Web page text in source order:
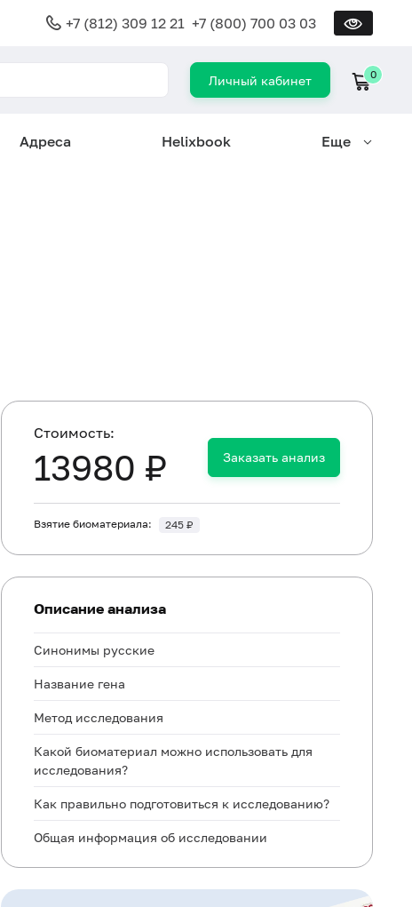
+7 (812) 309 12 21 +7 (800) 700 03 03
Личный кабинет 0
Адреса Helixbook Еще
Cтоимость:
13980 ₽ Заказать анализ
Взятие биоматериала: 245 ₽
Описание анализа
Синонимы русские
Название гена
Метод исследования
Какой биоматериал можно использовать для
исследования?
Как правильно подготовиться к исследованию?
Общая информация об исследовании
Для чего используется исследование?